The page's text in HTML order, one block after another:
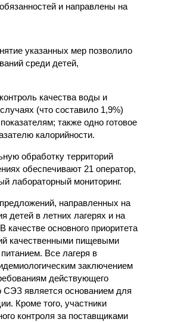
и направлены на
указанных мер позволило
среди детей,
качества воды и
(что составило 1,9%)
также одно готовое
калорийности.
обработку территорий
обеспечивают 21 оператор,
лабораторный мониторинг.
направленных на
детей в летних лагерях и на
основного приоритета
качественными пищевыми
Все лагеря в
заключением
действующего
СЭЗ является основанием для
Кроме того, участники
контроля за поставщиками